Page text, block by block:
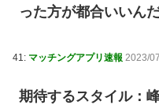
った方が都合いいん
41: マッチングアプリ速報 2023/
期待するスタイル：